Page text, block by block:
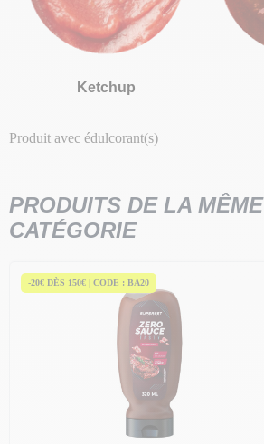
Ketchup
Produit avec édulcorant(s)
PRODUITS DE LA MÊME
CATÉGORIE
-20€ DÈS 150€ | CODE : BA20